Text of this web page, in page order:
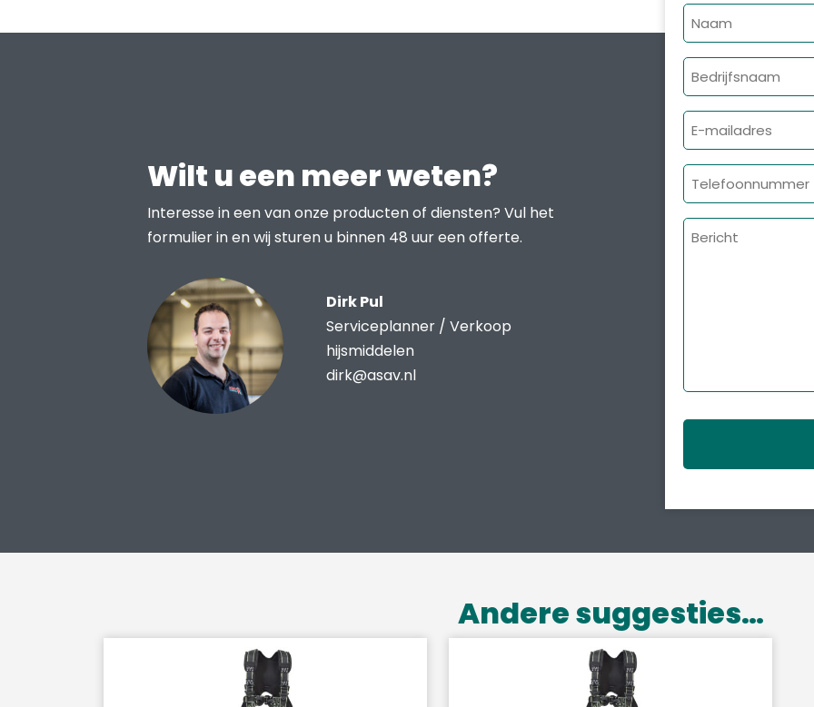
Wilt u een meer weten?
Interesse in een van onze producten of diensten? Vul het
formulier in en wij sturen u binnen 48 uur een offerte.
Dirk Pul
Serviceplanner / Verkoop
hijsmiddelen
dirk@asav.nl
Naam
Bedrijfsnaam
E-
mailadres
Bericht
Andere suggesties…